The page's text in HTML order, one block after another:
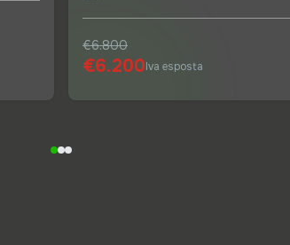
€6.800
€6.200Iva esposta